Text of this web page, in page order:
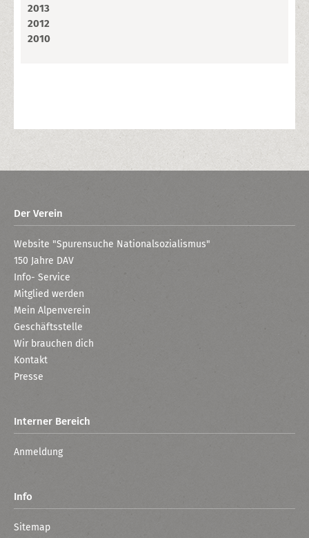
2013
2012
2010
Der Verein
Website "Spurensuche Nationalsozialismus"
150 Jahre DAV
Info- Service
Mitglied werden
Mein Alpenverein
Geschäftsstelle
Wir brauchen dich
Kontakt
Presse
Interner Bereich
Anmeldung
Info
Sitemap